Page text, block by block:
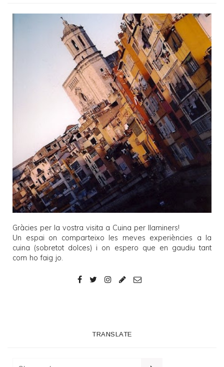
Gràcies per la vostra visita a Cuina per llaminers!
Un espai on comparteixo les meves experiències a la
cuina (sobretot dolces) i on espero que en gaudiu tant
com ho faig jo.
TRANSLATE